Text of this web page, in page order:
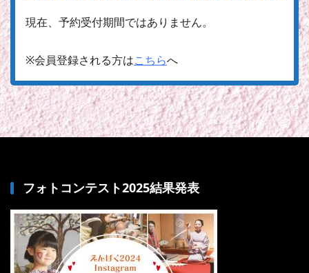
現在、予約受付期間ではありません。
※会員登録される方はこちらへ
フォトコンテスト2025結果発表